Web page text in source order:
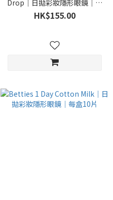
Drop｜日拋彩妝隱形眼鏡｜每
盒10片
HK$155.00